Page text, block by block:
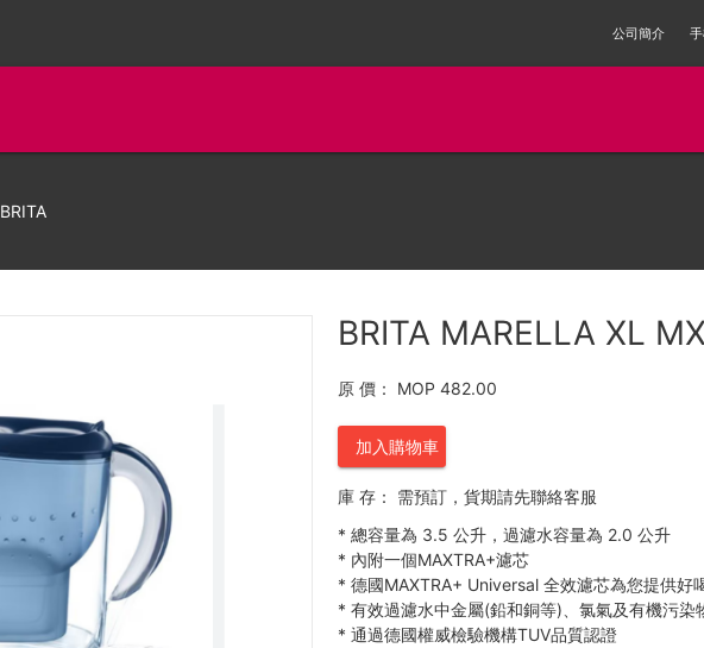
公司簡介
BRITA
BRITA MARELLA XL
原 價： MOP 482.00
加入購物車
庫 存：
需預訂，貨期請先聯絡客服
* 總容量為 3.5 公升，過濾水容量為 2.0 公升
* 內附一個MAXTRA+濾芯
* 德國MAXTRA+ Universal 全效濾芯為您提供好
* 有效過濾水中金屬(鉛和銅等)、氯氣及有機污染
* 通過德國權威檢驗機構TUV品質認證